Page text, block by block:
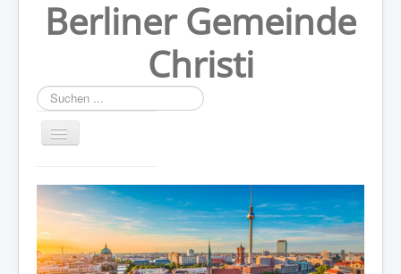
Berliner Gemeinde
Christi
Suchen
...
WER WIR SIND
GOTTESDIENST
PREDIGTEN